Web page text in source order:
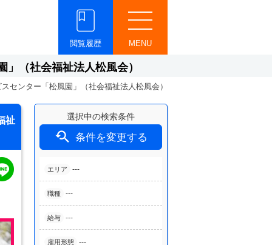
MENU
閲覧履歴
（社会福祉法人松風会）
センター「松風園」（社会福祉法人松風会）
選択中の検索条件
 条件を変更する
エリア ---
職種 ---
給与 ---
雇用形態 ---
祉